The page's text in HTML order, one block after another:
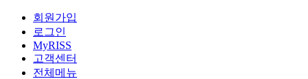
회원가입
로그인
MyRISS
고객센터
전체메뉴